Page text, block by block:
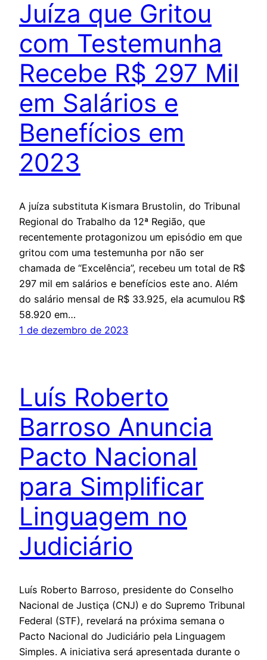
Juíza que Gritou
com Testemunha
Recebe R$ 297 Mil
em Salários e
Benefícios em
2023
A juíza substituta Kismara Brustolin, do Tribunal
Regional do Trabalho da 12ª Região, que
recentemente protagonizou um episódio em que
gritou com uma testemunha por não ser
chamada de “Excelência”, recebeu um total de R$
297 mil em salários e benefícios este ano. Além
do salário mensal de R$ 33.925, ela acumulou R$
58.920 em…
1 de dezembro de 2023
Luís Roberto
Barroso Anuncia
Pacto Nacional
para Simplificar
Linguagem no
Judiciário
Luís Roberto Barroso, presidente do Conselho
Nacional de Justiça (CNJ) e do Supremo Tribunal
Federal (STF), revelará na próxima semana o
Pacto Nacional do Judiciário pela Linguagem
Simples. A iniciativa será apresentada durante o